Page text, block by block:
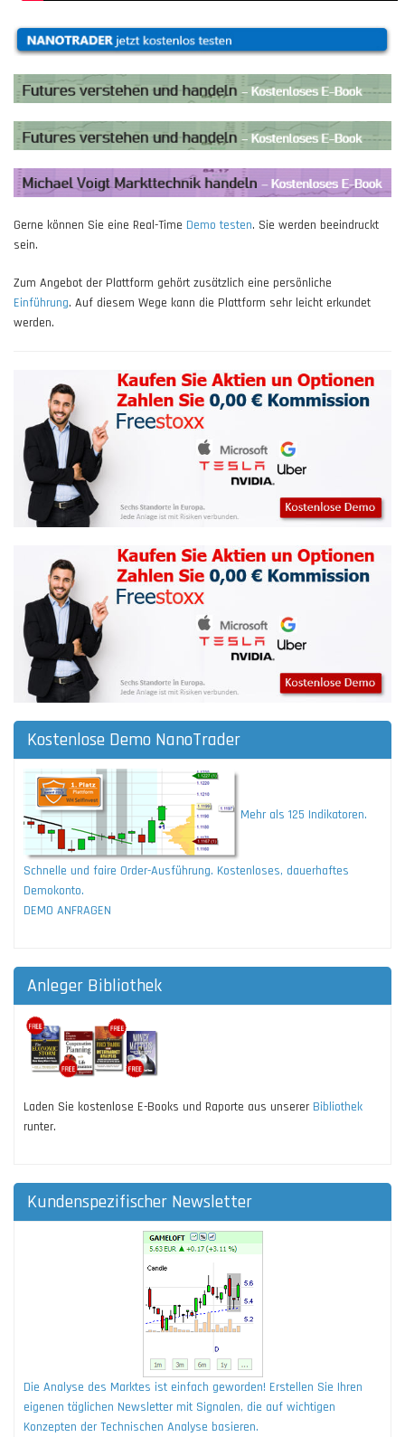
Gerne können Sie eine Real-Time Demo testen. Sie werden beeindruckt
sein.
Zum Angebot der Plattform gehört zusätzlich eine persönliche
Einführung. Auf diesem Wege kann die Plattform sehr leicht erkundet
werden.
Kostenlose Demo NanoTrader
Mehr als 125 Indikatoren.
Schnelle und faire Order-Ausführung. Kostenloses, dauerhaftes
Demokonto.
DEMO ANFRAGEN
Anleger Bibliothek
Laden Sie kostenlose E-Books und Raporte aus unserer Bibliothek
runter.
Kundenspezifischer Newsletter
Die Analyse des Marktes ist einfach geworden! Erstellen Sie Ihren
eigenen täglichen Newsletter mit Signalen, die auf wichtigen
Konzepten der Technischen Analyse basieren.